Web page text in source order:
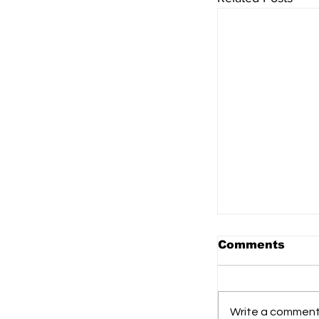
Comments
Write a